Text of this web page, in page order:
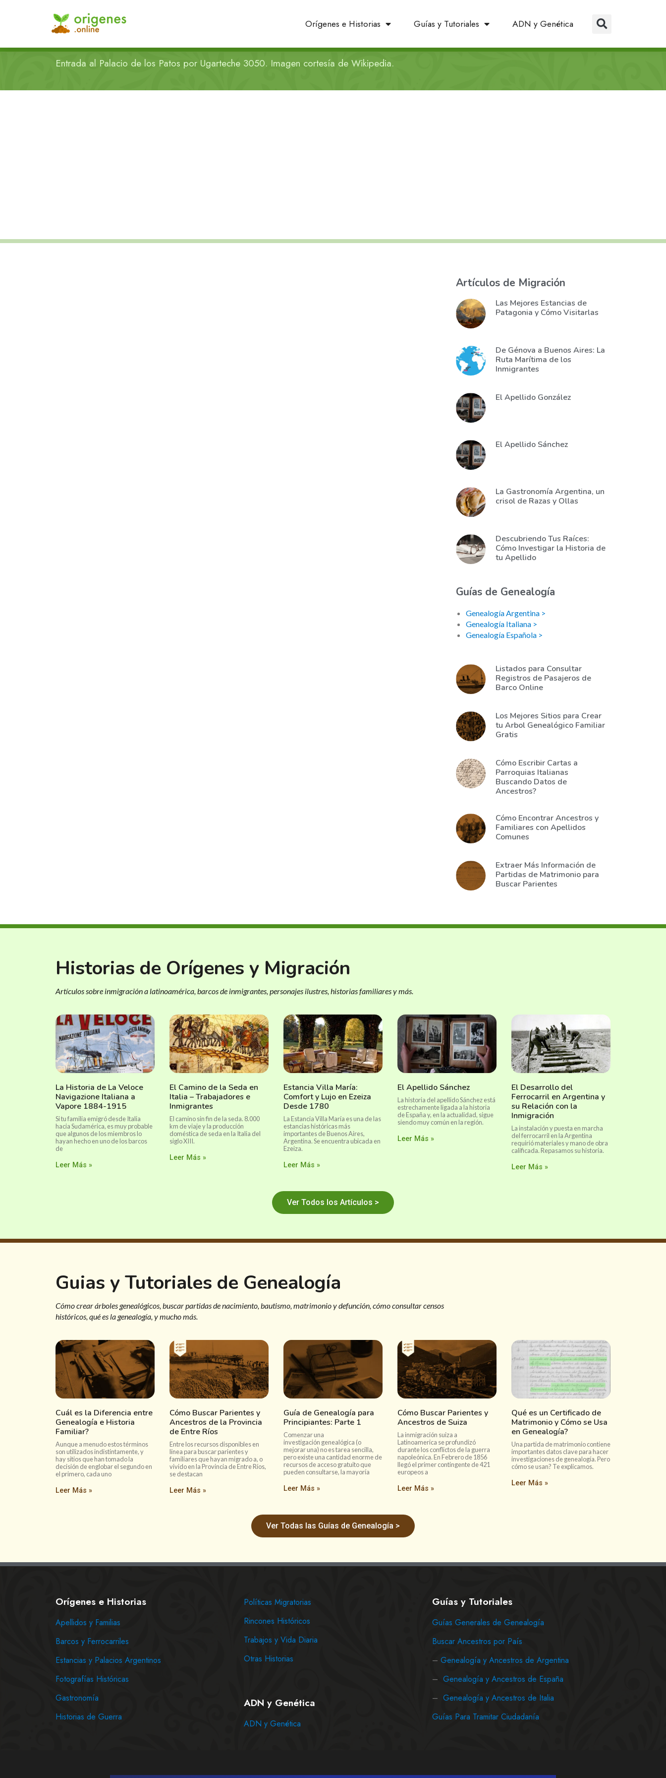
Orígenes e Historias Guías y Tutoriales ADN y Genética
Entrada al Palacio de los Patos por Ugarteche 3050. Imagen cortesía de Wikipedia.
Artículos de Migración
Las Mejores Estancias de
Patagonia y Cómo Visitarlas
De Génova a Buenos Aires: La
Ruta Marítima de los
Inmigrantes
El Apellido González
El Apellido Sánchez
La Gastronomía Argentina, un
crisol de Razas y Ollas
Descubriendo Tus Raíces:
Cómo Investigar la Historia de
tu Apellido
Guías de Genealogía
Genealogía Argentina >
Genealogía Italiana >
Genealogía Española >
Listados para Consultar
Registros de Pasajeros de
Barco Online
Los Mejores Sitios para Crear
tu Arbol Genealógico Familiar
Gratis
Cómo Escribir Cartas a
Parroquias Italianas
Buscando Datos de
Ancestros?
Cómo Encontrar Ancestros y
Familiares con Apellidos
Comunes
Extraer Más Información de
Partidas de Matrimonio para
Buscar Parientes
Historias de Orígenes y Migración
Artículos sobre inmigración a latinoamérica, barcos de inmigrantes, personajes ilustres, historias familiares y más.
La Historia de La Veloce
Navigazione Italiana a
Vapore 1884-1915
Si tu familia emigró desde Italia
hacia Sudamérica, es muy probable
que algunos de los miembros lo
hayan hecho en uno de los barcos
de
Leer Más »
El Camino de la Seda en
Italia – Trabajadores e
Inmigrantes
El camino sin fin de la seda. 8.000
km de viaje y la producción
doméstica de seda en la Italia del
siglo XIII.
Leer Más »
Estancia Villa María:
Comfort y Lujo en Ezeiza
Desde 1780
La Estancia Villa María es una de las
estancias históricas más
importantes de Buenos Aires,
Argentina. Se encuentra ubicada en
Ezeiza.
Leer Más »
El Apellido Sánchez
La historia del apellido Sánchez está
estrechamente ligada a la historia
de España y, en la actualidad, sigue
siendo muy común en la región.
Leer Más »
El Desarrollo del
Ferrocarril en Argentina y
su Relación con la
Inmigración
La instalación y puesta en marcha
del ferrocarril en la Argentina
requirió materiales y mano de obra
calificada. Repasamos su historia.
Leer Más »
Ver Todos los Artículos >
Guias y Tutoriales de Genealogía
Cómo crear árboles genealógicos, buscar partidas de nacimiento, bautismo, matrimonio y defunción, cómo consultar censos
históricos, qué es la genealogía, y mucho más.
Cuál es la Diferencia entre
Genealogía e Historia
Familiar?
Aunque a menudo estos términos
son utilizados indistintamente, y
hay sitios que han tomado la
decisión de englobar el segundo en
el primero, cada uno
Leer Más »
Cómo Buscar Parientes y
Ancestros de la Provincia
de Entre Ríos
Entre los recursos disponibles en
línea para buscar parientes y
familiares que hayan migrado a, o
vivido en la Provincia de Entre Ríos,
se destacan
Leer Más »
Guía de Genealogía para
Principiantes: Parte 1
Comenzar una
investigación genealógica (o
mejorar una) no es tarea sencilla,
pero existe una cantidad enorme de
recursos de acceso gratuito que
pueden consultarse, la mayoría
Leer Más »
Cómo Buscar Parientes y
Ancestros de Suiza
La inmigración suiza a
Latinoamerica se profundizó
durante los conflictos de la guerra
napoleónica. En Febrero de 1856
llegó el primer contingente de 421
europeos a
Leer Más »
Qué es un Certificado de
Matrimonio y Cómo se Usa
en Genealogía?
Una partida de matrimonio contiene
importantes datos clave para hacer
investigaciones de genealogía. Pero
cómo se usan? Te explicamos.
Leer Más »
Ver Todas las Guías de Genealogía >
Orígenes e Historias
Apellidos y Familias
Barcos y Ferrocarriles
Estancias y Palacios Argentinos
Fotografías Históricas
Gastronomía
Historias de Guerra
Políticas Migratorias
Rincones Históricos
Trabajos y Vida Diaria
Otras Historias
ADN y Genética
ADN y Genética
Guías y Tutoriales
Guías Generales de Genealogía
Buscar Ancestros por País
– Genealogía y Ancestros de Argentina
– Genealogía y Ancestros de España
– Genealogía y Ancestros de Italia
Guías Para Tramitar Ciudadanía